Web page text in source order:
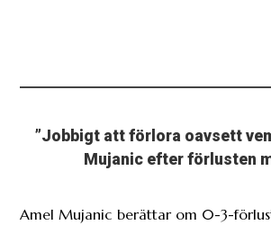
”Jobbigt att förlora oavsett
Mujanic efter förlusten
Amel Mujanic berättar om 0-3-